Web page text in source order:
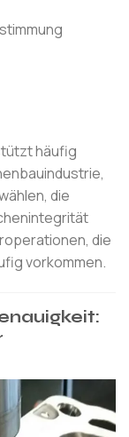
häufig
die
die
vorkommen.